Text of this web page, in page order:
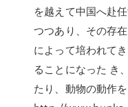
を越えて中国へ赴
つつあり、その存
によって培われて
ることになった き
たり、動物の動作